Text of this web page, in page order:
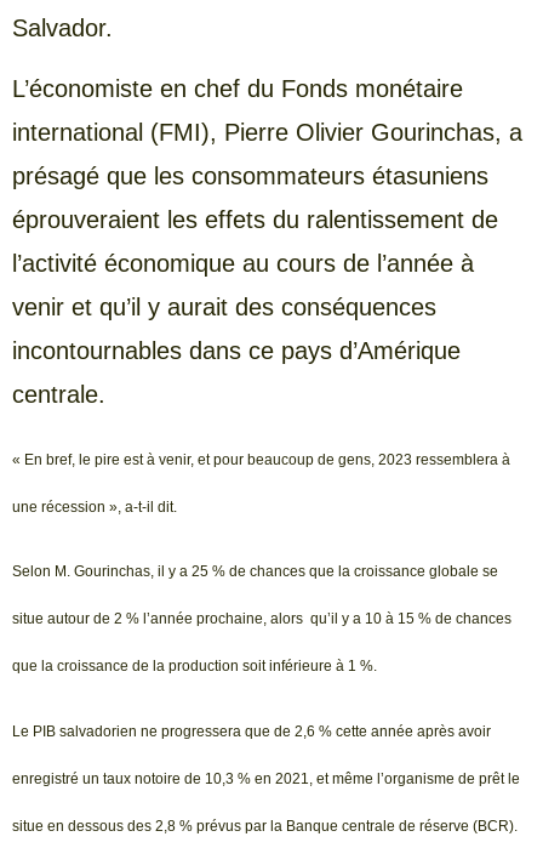
Salvador.
L’économiste en chef du Fonds monétaire
international (FMI), Pierre Olivier Gourinchas, a
présagé que les consommateurs étasuniens
éprouveraient les effets du ralentissement de
l’activité économique au cours de l’année à
venir et qu’il y aurait des conséquences
incontournables dans ce pays d’Amérique
centrale.
« En bref, le pire est à venir, et pour beaucoup de gens, 2023 ressemblera à
une récession », a-t-il dit.
Selon M. Gourinchas, il y a 25 % de chances que la croissance globale se
situe autour de 2 % l’année prochaine, alors qu’il y a 10 à 15 % de chances
que la croissance de la production soit inférieure à 1 %.
Le PIB salvadorien ne progressera que de 2,6 % cette année après avoir
enregistré un taux notoire de 10,3 % en 2021, et même l’organisme de prêt le
situe en dessous des 2,8 % prévus par la Banque centrale de réserve (BCR).